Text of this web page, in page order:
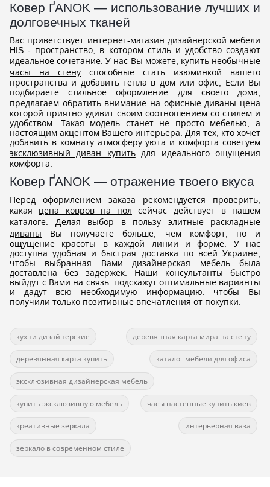
Ковер ҐANOK — использование лучших и
долговечных тканей
Вас приветствует интернет-магазин дизайнерской мебели
HIS - пространство, в котором стиль и удобство создают
идеальное сочетание. У нас Вы можете, купить необычные
часы на стену способные стать изюминкой вашего
пространства и добавить тепла в дом или офис, Если Вы
подбираете стильное оформление для своего дома,
предлагаем обратить внимание на офисные диваны цена
которой приятно удивит своим соотношением со стилем и
удобством. Такая модель станет не просто мебелью, а
настоящим акцентом Вашего интерьера. Для тех, кто хочет
добавить в комнату атмосферу уюта и комфорта советуем
эксклюзивный диван купитьдля идеального ощущения
комфорта.
Ковер ҐANOK — отражение твоего вкуса
Перед оформлением заказа рекомендуется проверить,
какая цена ковров на пол сейчас действует в нашем
каталоге. Делая выбор в пользу элитные раскладные
диваны Вы получаете больше, чем комфорт, но и
ощущение красоты в каждой линии и форме. У нас
доступна удобная и быстрая доставка по всей Украине,
чтобы выбранная Вами дизайнерская мебель была
доставлена без задержек. Наши консультанты быстро
выйдут с Вами на связь. подскажут оптимальные варианты
и дадут всю необходимую информацию. чтобы Вы
получили только позитивные впечатления от покупки.
кухни дизайнерские деревянная карта мира на стену
деревянная карта купить каталог мебели для офиса
эксклюзивная дизайнерская мебель
купить эксклюзивную мебель часы настенные купить киев
креативные зеркала интерьерная ваза
зеркало в современном стиле